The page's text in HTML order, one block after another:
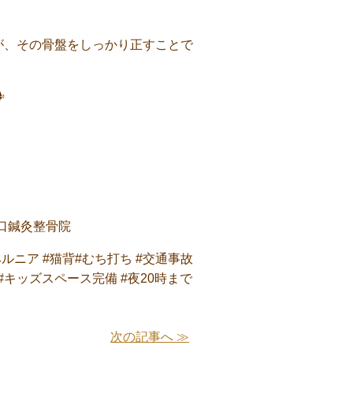
その骨盤をしっかり正すことで
鍼灸整骨院
ニア #猫背#むち打ち #交通事故
ッズスペース完備 #夜20時まで
次の記事へ ≫